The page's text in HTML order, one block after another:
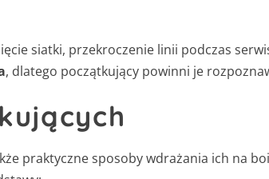
siatki, przekroczenie linii podczas
, dlatego początkujący powinni je
praktyczne sposoby wdrażania ich na